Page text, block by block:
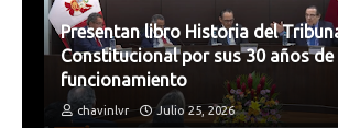
Presentan libro Historia del
Constitucional por sus 30 años de
funcionamiento
chavinlvr Julio 25, 2026